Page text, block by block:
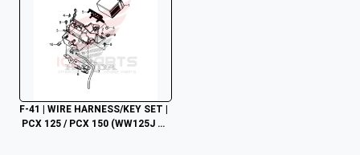
F-41 | WIRE HARNESS/KEY SET |
PCX 125 / PCX 150 (WW125J W